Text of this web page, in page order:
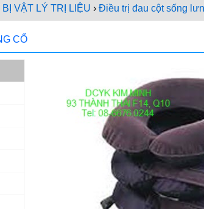
VẬT LÝ TRỊ LIỆU › Điều trị đau cột sống
CỔ